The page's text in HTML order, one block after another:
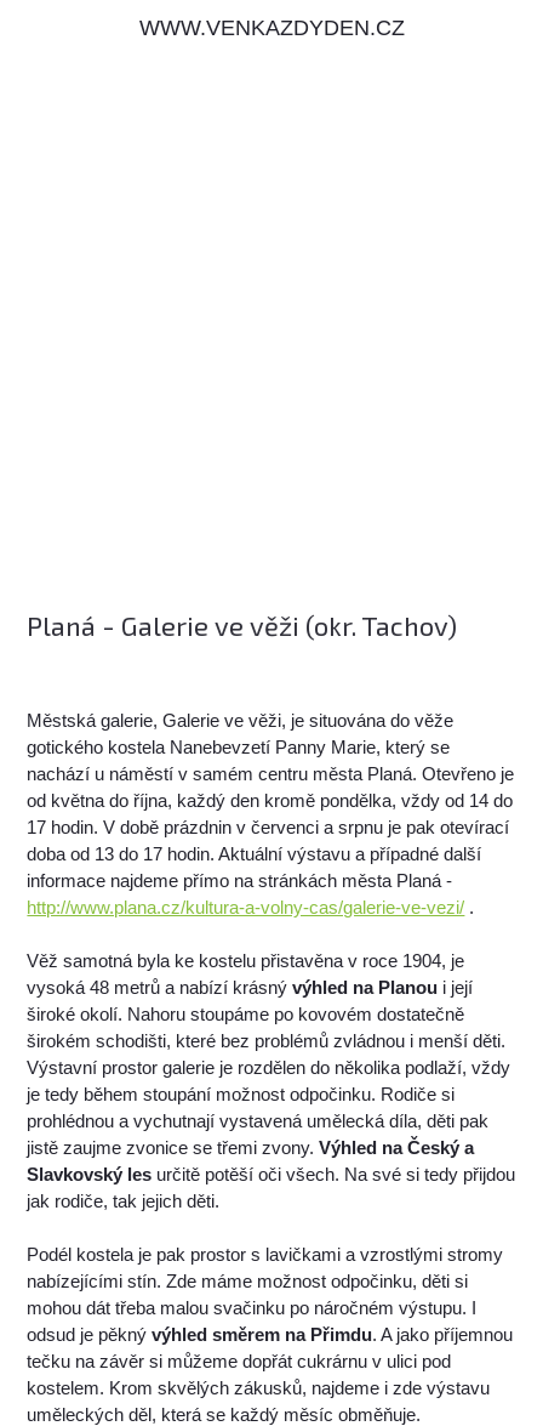
WWW.VENKAZDYDEN.CZ
Planá - Galerie ve věži (okr. Tachov)
Městská galerie, Galerie ve věži, je situována do věže
gotického kostela Nanebevzetí Panny Marie, který se
nachází u náměstí v samém centru města Planá. Otevřeno je
od května do října, každý den kromě pondělka, vždy od 14 do
17 hodin. V době prázdnin v červenci a srpnu je pak otevírací
doba od 13 do 17 hodin. Aktuální výstavu a případné další
informace najdeme přímo na stránkách města Planá -
http://www.plana.cz/kultura-a-volny-cas/galerie-ve-vezi/ .
Věž samotná byla ke kostelu přistavěna v roce 1904, je
vysoká 48 metrů a nabízí krásnývýhled na Planou i její
široké okolí. Nahoru stoupáme po kovovém dostatečně
širokém schodišti, které bez problémů zvládnou i menší děti.
Výstavní prostor galerie je rozdělen do několika podlaží, vždy
je tedy během stoupání možnost odpočinku. Rodiče si
prohlédnou a vychutnají vystavená umělecká díla, děti pak
jistě zaujme zvonice se třemi zvony.Výhled na Český a
Slavkovský les určitě potěší oči všech. Na své si tedy přijdou
jak rodiče, tak jejich děti.
Podél kostela je pak prostor s lavičkami a vzrostlými stromy
nabízejícími stín. Zde máme možnost odpočinku, děti si
mohou dát třeba malou svačinku po náročném výstupu. I
odsud je pěknývýhled směrem na Přimdu. A jako příjemnou
tečku na závěr si můžeme dopřát cukrárnu v ulici pod
kostelem. Krom skvělých zákusků, najdeme i zde výstavu
uměleckých děl, která se každý měsíc obměňuje.